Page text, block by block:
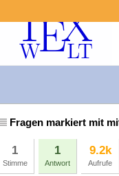
Fragen markiert mit
1
Stimme
1
Antwort
9.2k
Aufrufe